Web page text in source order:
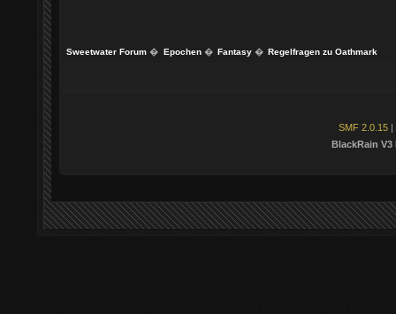
Sweetwater Forum � Epochen� Fantasy� Regelfragen zu Oathmark
SMF 2.0.15
BlackRain V3